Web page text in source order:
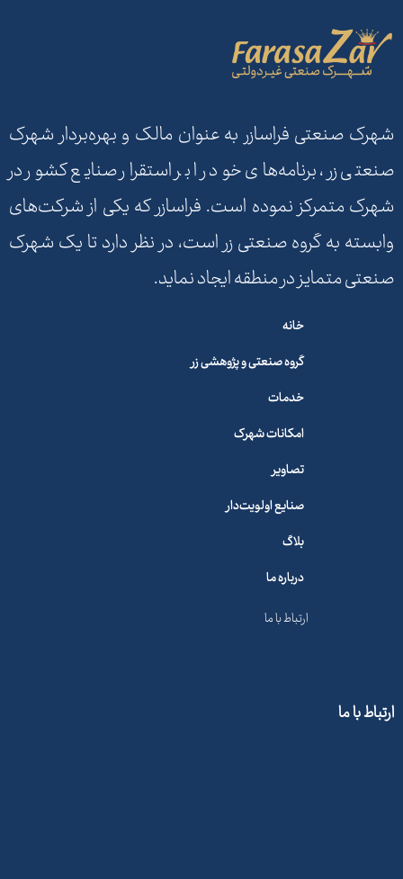
شهرک صنعتی فراسازر به عنوان مالک و بهره‌بردار شهرک
صنعتی زر، برنامه‌های خود را بر استقرار صنایع کشور در
شهرک متمرکز نموده است. فراسازر که یکی از شرکت‌های
وابسته به گروه صنعتی زر است، در نظر دارد تا یک شهرک
صنعتی متمایز در منطقه ایجاد نماید.
خانه
گروه صنعتی و پژوهشی زر
خدمات
امکانات شهرک
تصاویر
صنایع اولویت‌دار
بلاگ
درباره ما
ارتباط با ما
ارتباط با ما